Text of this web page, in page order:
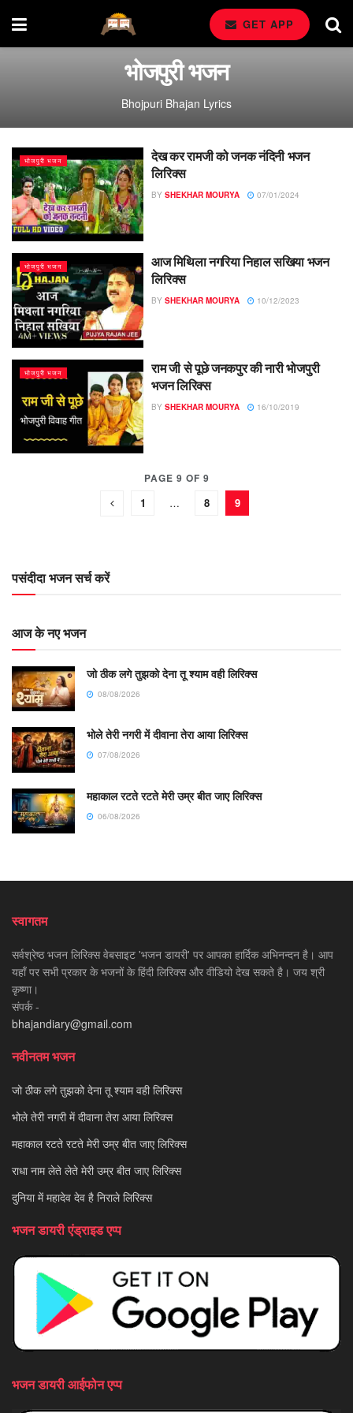
GET APP
भोजपुरी भजन
Bhojpuri Bhajan Lyrics
भोजपुरी भजन
देख कर रामजी को जनक नंदिनी भजन
लिरिक्स
BY SHEKHAR MOURYA 07/01/2024
भोजपुरी भजन
आज मिथिला नगरिया निहाल सखिया भजन
लिरिक्स
BY SHEKHAR MOURYA 10/12/2023
भोजपुरी भजन
राम जी से पूछे जनकपुर की नारी भोजपुरी
भजन लिरिक्स
BY SHEKHAR MOURYA 16/10/2019
PAGE 9 OF 9
1 … 8 9
पसंदीदा भजन सर्च करें
आज के नए भजन
जो ठीक लगे तुझको देना तू श्याम वही लिरिक्स
08/08/2026
भोले तेरी नगरी में दीवाना तेरा आया लिरिक्स
07/08/2026
महाकाल रटते रटते मेरी उम्र बीत जाए लिरिक्स
06/08/2026
स्वागतम
सर्वश्रेष्ठ भजन लिरिक्स वेबसाइट 'भजन डायरी' पर आपका हार्दिक अभिनन्दन है। आप
यहाँ पर सभी प्रकार के भजनों के हिंदी लिरिक्स और वीडियो देख सकते है। जय श्री
कृष्णा।
संपर्क -
bhajandiary@gmail.com
नवीनतम भजन
जो ठीक लगे तुझको देना तू श्याम वही लिरिक्स
भोले तेरी नगरी में दीवाना तेरा आया लिरिक्स
महाकाल रटते रटते मेरी उम्र बीत जाए लिरिक्स
राधा नाम लेते लेते मेरी उम्र बीत जाए लिरिक्स
दुनिया में महादेव देव है निराले लिरिक्स
भजन डायरी एंड्राइड एप्प
भजन डायरी आईफोन एप्प